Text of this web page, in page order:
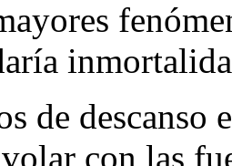
de descanso
con las